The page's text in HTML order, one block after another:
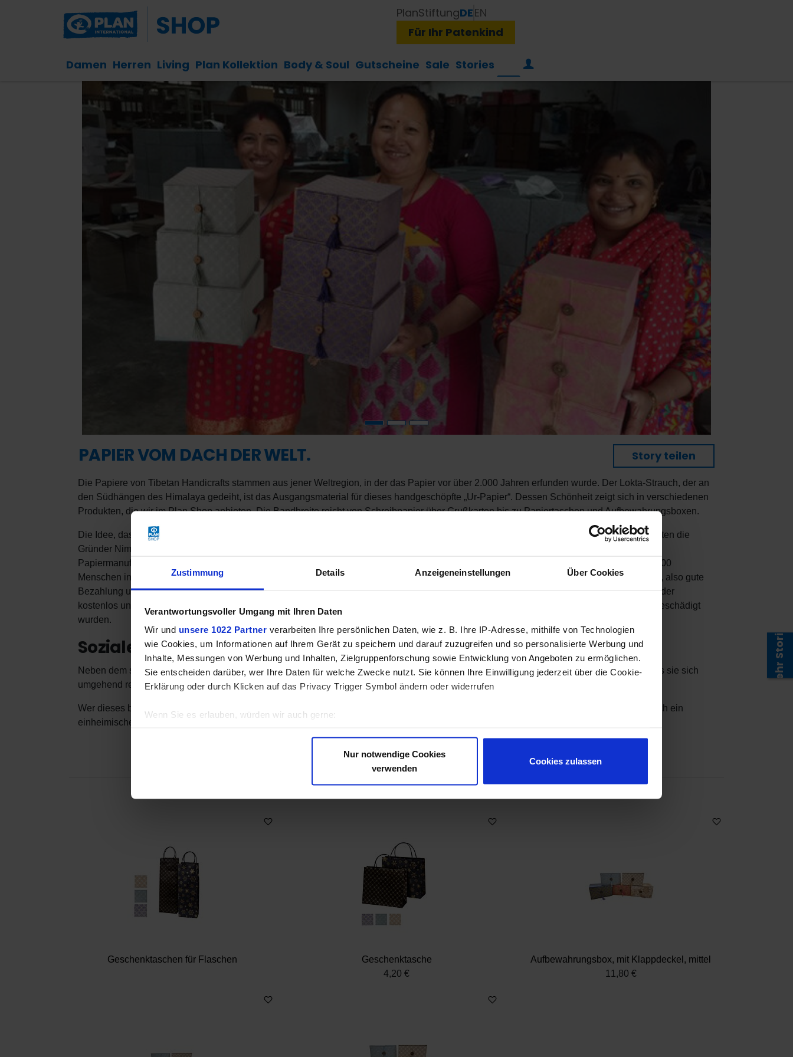
Zustimmung Details Anzeigeneinstellungen Über Cookies
Verantwortungsvoller Umgang mit Ihren Daten
Wir und unsere 1022 Partner verarbeiten Ihre persönlichen Daten, wie z. B. Ihre IP-Adresse, mithilfe von Technologien
wie Cookies, um Informationen auf Ihrem Gerät zu speichern und darauf zuzugreifen und so personalisierte Werbung und
Inhalte, Messungen von Werbung und Inhalten, Zielgruppenforschung sowie Entwicklung von Angeboten zu ermöglichen.
Sie entscheiden darüber, wer Ihre Daten für welche Zwecke nutzt. Sie können Ihre Einwilligung jederzeit über die Cookie-
Erklärung oder durch Klicken auf das Privacy Trigger Symbol ändern oder widerrufen
Wenn Sie es erlauben, würden wir auch gerne:
Erfahren Sie mehr darüber, wie Ihre persönlichen Daten verarbeitet werden, und legen Sie Ihre Präferenzen imAbschnitt
und die Zugriffe auf unsere Website zu analysieren. Außerdem geben wir Informationen zu Ihrer Verwendung unserer
möglicherweise mit weiteren Daten zusammen, die Sie ihnen bereitgestellt haben oder die sie im Rahmen Ihrer Nutzung
der Dienste gesammelt haben.
Datenschutz
Nur notwendige Cookies
verwenden
Cookies zulassen
Mehr Stories
Damen Herren Living Plan Kollektion Body & Soul Gutscheine Sale Stories
Für Ihr Patenkind
PlanStiftungDEEN
PAPIER VOM DACH DER WELT. Story teilen
Die Papiere von Tibetan Handicrafts stammen aus jener Weltregion, in der das Papier vor über 2.000 Jahren erfunden wurde. Der Lokta-Strauch, der an
den Südhängen des Himalaya gedeiht, ist das Ausgangsmaterial für dieses handgeschöpfte „Ur-Papier“. Dessen Schönheit zeigt sich in verschiedenen
Produkten, die wir im Plan Shop anbieten. Die Bandbreite reicht von Schreibpapier über Grußkarten bis zu Papiertaschen und Aufbewahrungsboxen.
Die Idee, das traditionelle Handwerk tibetisch-nepalesischer Papierherstellung zur Grundlage eines sozialen Unternehmens zu machen, hatten die
Gründer Nimto Sherpa, Nimo Sherpa und Santem Lama im Jahr 1995. Heute wird der Lokta-Rohstoff aus vielen Himalaya-Dörfern in die
Papiermanufaktur von Tibetan Handicrafts nach Kathmandu geliefert. So haben allein durch die Ernte und Pflege der Sträucher mehr als 1.000
Menschen in den abgelegenen Bergregionen Arbeit. 100 Mitarbeiter:innen werden zusätzlich in der Papierproduktion beschäftigt. Fair Trade, also gute
Bezahlung und hohe soziale Standards, sind bei Tibetan Handicrafts selbstverständlich. Dazu gehören eine Schule, in der mehr als 400 Kinder
kostenlos unterrichtet werden, und auch Spenden, um die Straßen in die Bergdörfer zu erneuern, die durch das große Erdbeben von 2015 beschädigt
wurden.
Soziales Engagement und Umweltschutz
Neben dem sozialen Engagement hat auch Umweltschutz einen hohen Stellenwert. Die Lokta-Sträucher werden so schonend geerntet, dass sie sich
umgehend regenerieren können. Zum Bleichen und Färben werden organische Rohstoffe eingesetzt.
Wer dieses besondere Papier aus Nepal erwirbt, bekommt also nicht nur ein schönes Stück östlicher Papiertradition, sondern unterstützt auch ein
einheimisches Unternehmen, das Mensch und Umwelt fördert.
VERWANDTE PRODUKTE
Geschenktaschen für Flaschen
Geschenktasche
4,20 €
Aufbewahrungsbox, mit Klappdeckel, mittel
11,80 €